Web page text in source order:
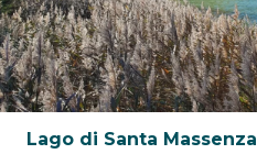
aria.poi_location_prefix
Lago di Santa Massenza